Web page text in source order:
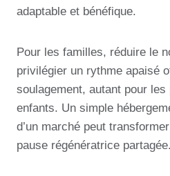
adaptable et bénéfique.
Pour les familles, réduire le
privilégier un rythme apaisé
soulagement, autant pour
enfants. Un simple
d’un marché peut
pause régénératrice partagée.